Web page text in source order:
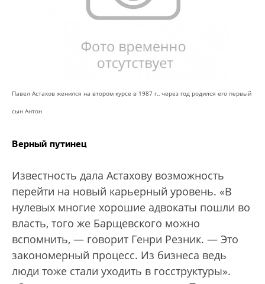
Павел Астахов женился на втором курсе в 1987 г., через год родился его первый
сын Антон
Верный путинец
Известность дала Астахову возможность
перейти на новый карьерный уровень. «В
нулевых многие хорошие адвокаты пошли во
власть, того же Барщевского можно
вспомнить, — говорит Генри Резник. — Это
закономерный процесс. Из бизнеса ведь
люди тоже стали уходить в госструктуры».